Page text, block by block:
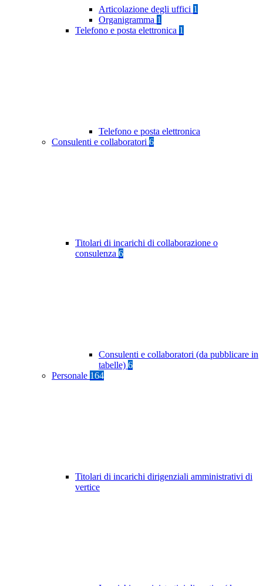
Articolazione degli uffici 1
Organigramma 1
Telefono e posta elettronica 1
Telefono e posta elettronica
Consulenti e collaboratori 6
Titolari di incarichi di collaborazione o
consulenza 6
Consulenti e collaboratori (da pubblicare in
tabelle) 6
Personale 164
Titolari di incarichi dirigenziali amministrativi di
vertice